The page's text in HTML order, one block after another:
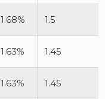
1.68% 1.5
1.63% 1.45
1.63% 1.45